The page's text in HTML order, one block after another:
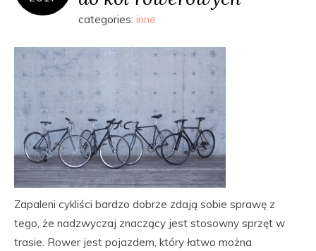
categories: inne
Zapaleni cykliści bardzo dobrze zdają sobie sprawę z
tego, że nadzwyczaj znaczący jest stosowny sprzęt w
trasie. Rower jest pojazdem, który łatwo można